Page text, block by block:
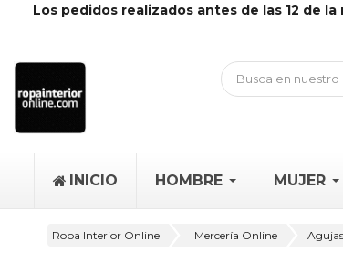
Los pedidos realizados antes de las 12 de
INICIO HOMBRE MUJER
Ropa Interior Online Mercería Online Agujas